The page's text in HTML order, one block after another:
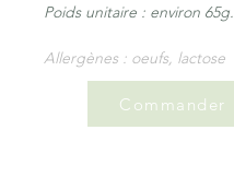
Poids unitaire : environ 65g.
Allergènes : oeufs, lactose
Commander